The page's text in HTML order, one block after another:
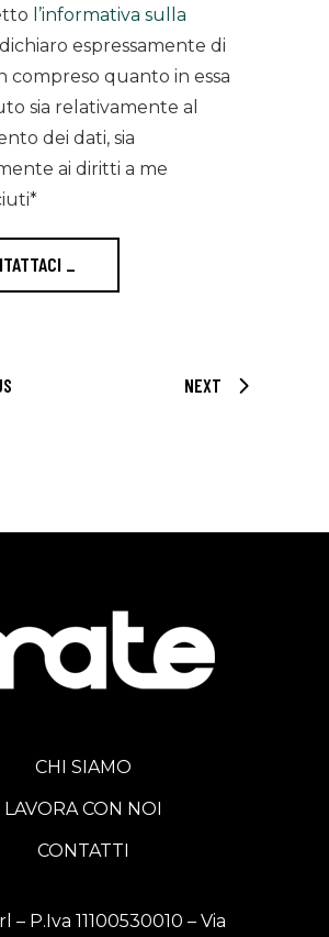
l’informativa sulla
espressamente di
compreso quanto in essa
sia relativamente al
dei dati, sia
ai diritti a me
_
NEXT
CHI SIAMO
LAVORA CON NOI
CONTATTI
– P.Iva 11100530010 – Via